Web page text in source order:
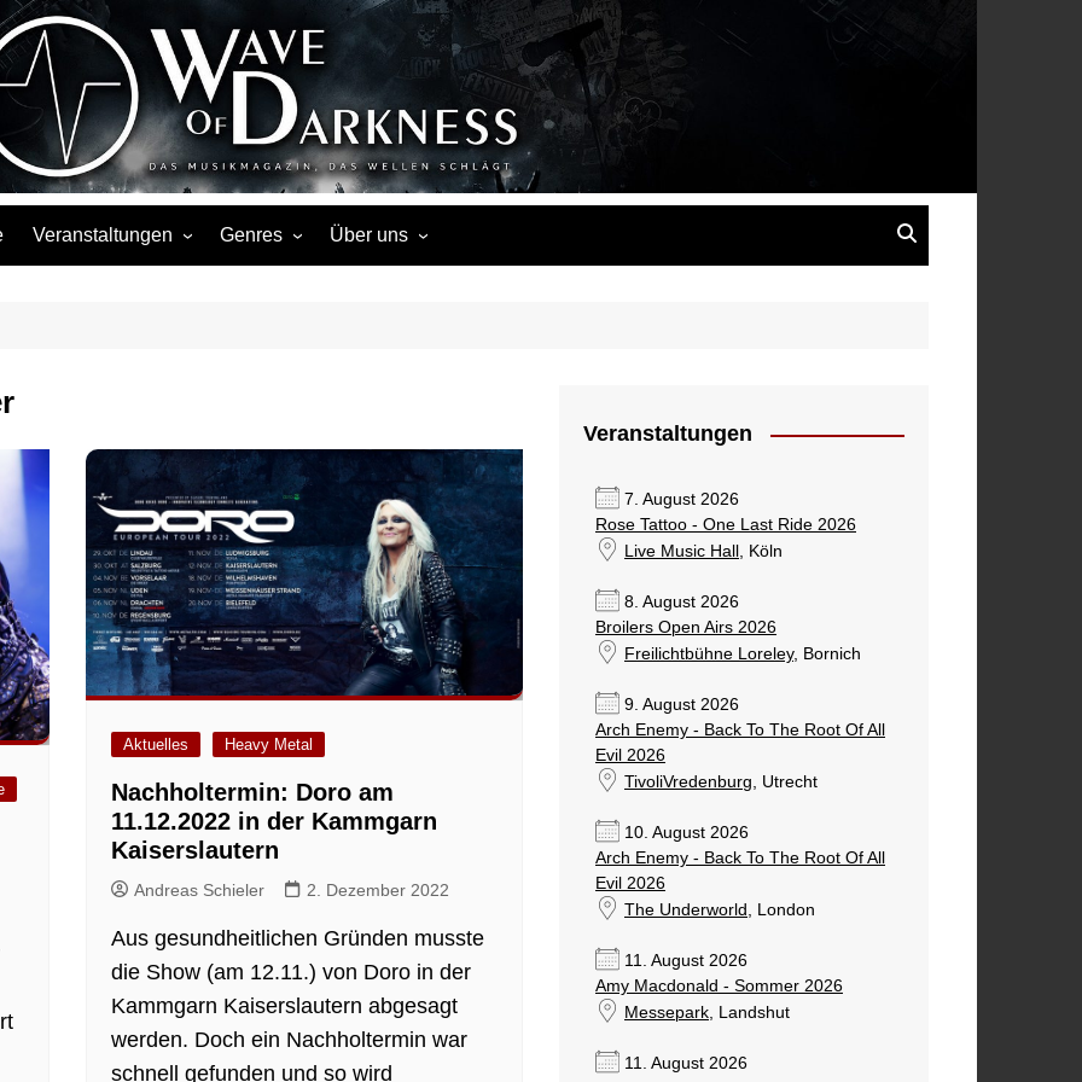
Wave of Darkness
Events, Fotos, Termine, Interviews, Berichte, Musik
Veranstaltungen
Veranstaltungsorte
Genres
Weitere Genres
Über uns
Aktuelles Heavy Metal
Nachholtermin: Doro am
11.12.2022 in der Kammgarn
Kaiserslautern
Andreas Schieler 2. Dezember 2022
Aus gesundheitlichen Gründen musste
die Show (am 12.11.) von Doro in der
Kammgarn Kaiserslautern abgesagt
werden. Doch ein Nachholtermin war
schnell gefunden und so wird
Veranstaltungen
7. August 2026
Rose Tattoo - One Last Ride 2026
Live Music Hall , Köln
8. August 2026
Broilers Open Airs 2026
Freilichtbühne Loreley, Bornich
9. August 2026
Arch Enemy - Back To The Root Of All
Evil 2026
TivoliVredenburg, Utrecht
10. August 2026
Arch Enemy - Back To The Root Of All
Evil 2026
The Underworld , London
11. August 2026
Amy Macdonald - Sommer 2026
Messepark, Landshut
11. August 2026